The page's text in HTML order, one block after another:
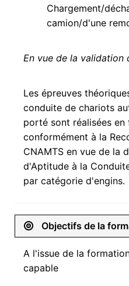
Chargement/
camion/d'une
En vue de la
Les épreuves
conduite de chariots
porté sont réalisées
conformément à la
CNAMTS en vue de la
d'Aptitude à la
par catégorie d'engins.
Objectifs de la
A l'issue de la
capable